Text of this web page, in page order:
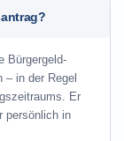
Bürgergeld-
in der Regel
Er
persönlich in